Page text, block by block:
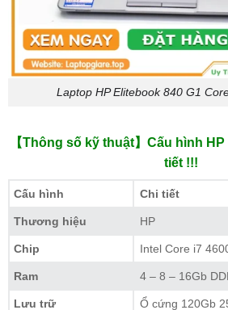
Laptop HP Elitebook 840 G1
【Thông số kỹ thuật】Cấu hình
tiết !!!
Cấu hình Chi tiết
Thương hiệu HP
Chip Intel Core i7
Ram 4 – 8 – 16Gb
Lưu trữ Ổ cứng 120Gb